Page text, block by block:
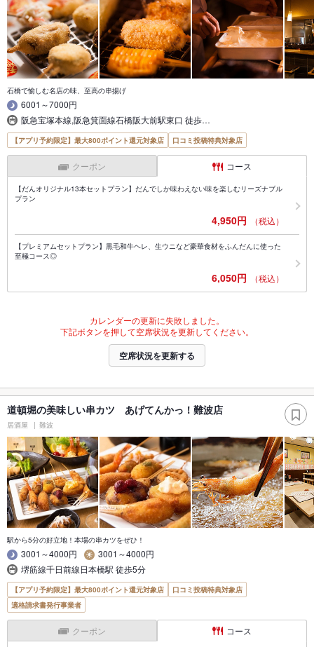
石橋で愉しむ名店の味、至高の串揚げ
6001～7000円
阪急宝塚本線,阪急箕面線石橋阪大前駅東口 徒歩…
【アプリ予約限定】最大800ポイント還元対象店 口コミ投稿特典対象店
クーポン コース
【だんオリジナル13本セットプラン】だんでしか味わえない味を楽しむリーズナブル
プラン
4,950円 （税込）
【プレミアムセットプラン】黒毛和牛ヘレ、生ウニなど豪華食材をふんだんに使った
至極コース◎
6,050円 （税込）
カレンダーの更新に失敗しました。
下記ボタンを押して空席状況を更新してください。
空席状況を更新する
道頓堀の美味しい串カツ あげてんかっ！難波店
居酒屋 難波
駅から5分の好立地！本場の串カツをぜひ！
3001～4000円
3001～4000円
堺筋線千日前線日本橋駅 徒歩5分
【アプリ予約限定】最大800ポイント還元対象店
口コミ投稿特典対象店
適格請求書発行事業者
クーポン コース